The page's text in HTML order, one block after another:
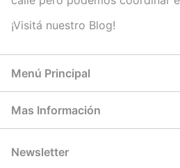
¡Visitá nuestro Blog!
Menú Principal
Mas Información
Newsletter